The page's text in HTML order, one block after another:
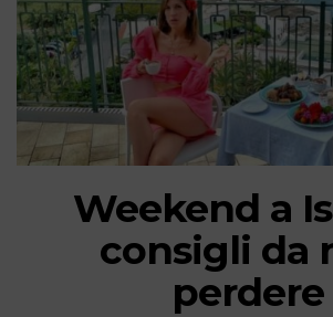
Weekend a
consigli da
perdere